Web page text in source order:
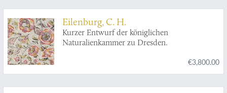
Eilenburg, C. H.
Kurzer Entwurf der königlichen
Naturalienkammer zu Dresden.
€3,800.00